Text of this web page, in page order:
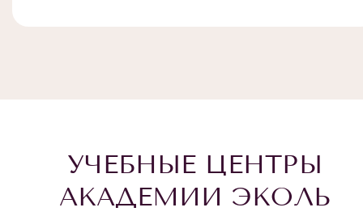
УЧЕБНЫЕ ЦЕНТРЫ
АКАДЕМИИ ЭКОЛЬ